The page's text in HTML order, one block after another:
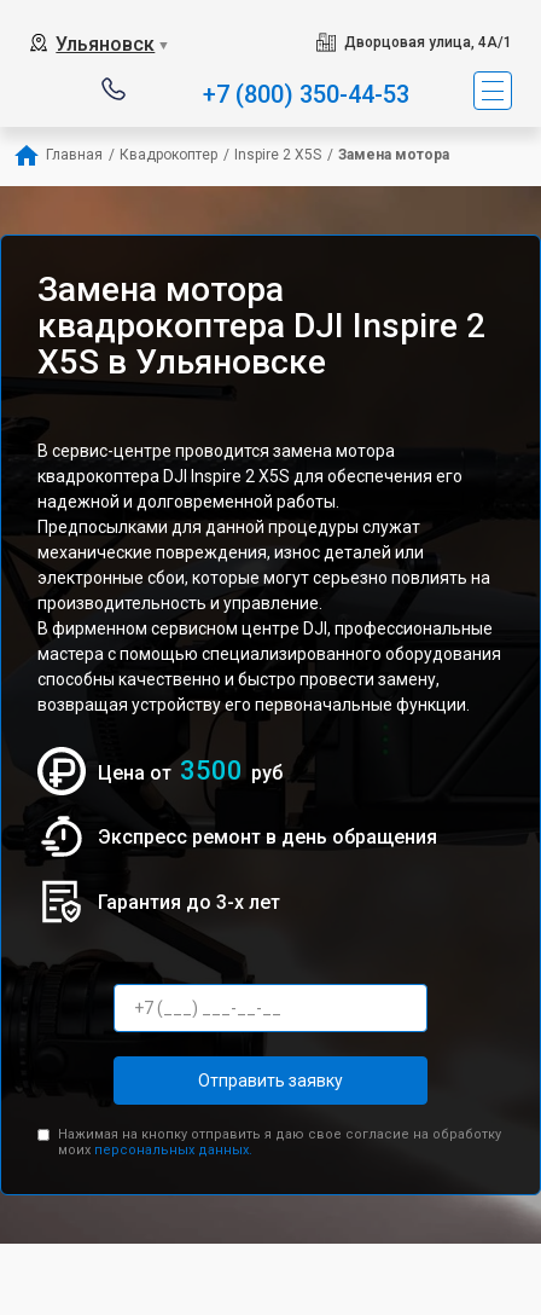
Ульяновск ▼ Дворцовая улица, 4А/1
+7 (800) 350-44-53
Главная / Квадрокоптер / Inspire 2 X5S / Замена мотора
Замена мотора
квадрокоптера DJI Inspire 2
X5S в Ульяновске
В сервис-центре проводится замена мотора
квадрокоптера DJI Inspire 2 X5S для обеспечения его
надежной и долговременной работы.
Предпосылками для данной процедуры служат
механические повреждения, износ деталей или
электронные сбои, которые могут серьезно повлиять на
производительность и управление.
В фирменном сервисном центре DJI, профессиональные
мастера с помощью специализированного оборудования
способны качественно и быстро провести замену,
возвращая устройству его первоначальные функции.
Цена от 3500 руб
Экспресс ремонт в день обращения
Гарантия до 3-х лет
Отправить заявку
Нажимая на кнопку отправить я даю свое согласие на обработку
моих персональных данных.